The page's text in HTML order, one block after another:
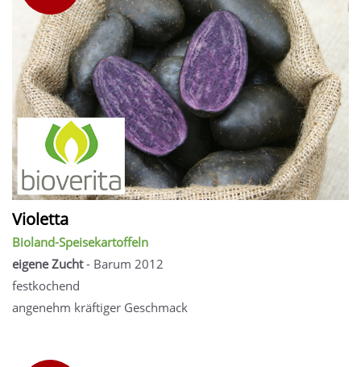
Violetta
Bioland-Speisekartoffeln
eigene Zucht- Barum 2012
festkochend
angenehm kräftiger Geschmack